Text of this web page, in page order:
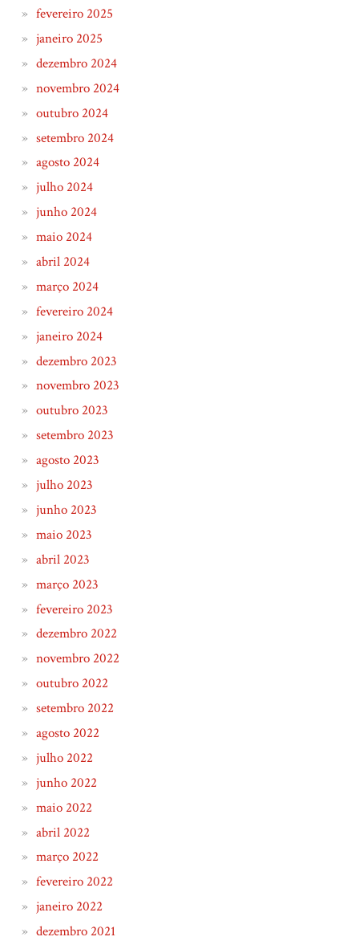
fevereiro 2025
janeiro 2025
dezembro 2024
novembro 2024
outubro 2024
setembro 2024
agosto 2024
julho 2024
junho 2024
maio 2024
abril 2024
março 2024
fevereiro 2024
janeiro 2024
dezembro 2023
novembro 2023
outubro 2023
setembro 2023
agosto 2023
julho 2023
junho 2023
maio 2023
abril 2023
março 2023
fevereiro 2023
dezembro 2022
novembro 2022
outubro 2022
setembro 2022
agosto 2022
julho 2022
junho 2022
maio 2022
abril 2022
março 2022
fevereiro 2022
janeiro 2022
dezembro 2021